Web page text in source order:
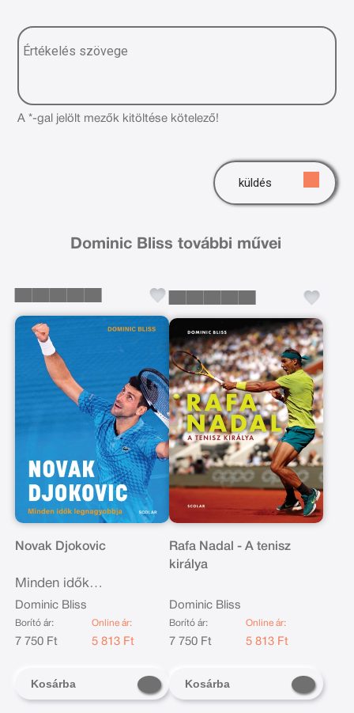
A *-gal jelölt mezők kitöltése kötelező!
küldés
Dominic Bliss további művei
Novak Djokovic
Minden idők
legnagyobbja
Dominic Bliss
Borító ár:
7 750 Ft
Online ár:
5 813 Ft
Kosárba
Rafa Nadal - A tenisz
királya
Dominic Bliss
Borító ár:
7 750 Ft
Online ár:
5 813 Ft
Kosárba